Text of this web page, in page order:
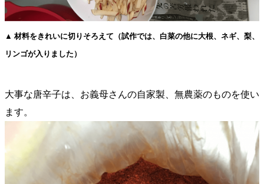
▲ 材料をきれいに切りそろえて（試作では、白菜の他に大根、ネギ、梨、
リンゴが入りました）
大事な唐辛子は、お義母さんの自家製、無農薬のものを使い
ます。